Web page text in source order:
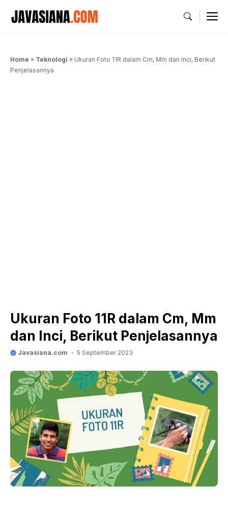
Home » Teknologi » Ukuran Foto 11R dalam Cm, Mm dan Inci, Berikut
Penjelasannya
Ukuran Foto 11R dalam Cm, Mm
dan Inci, Berikut Penjelasannya
Javasiana.com 5 September 2023